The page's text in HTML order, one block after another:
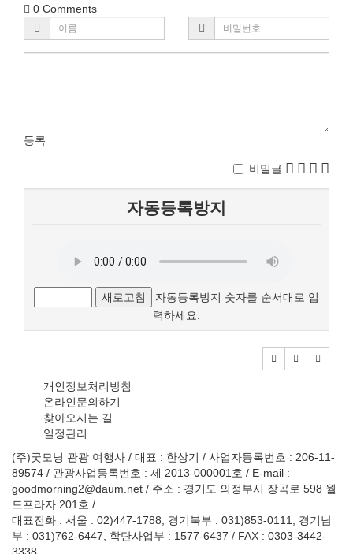
0 Comments
등록
비밀글
자동등록방지
새로고침
자동등록방지 숫자를 순서대로 입
력하세요.
개인정보처리방침
온라인문의하기
찾아오시는 길
일정관리
(주)굿모닝 관광 여행사 / 대표 : 한상기 / 사업자등록번호 : 206-11-
89574 / 관광사업등록번호 : 제 2013-000001호 / E-mail :
goodmorning2@daum.net / 주소 : 경기도 의정부시 장곡로 598 월
드프라자 201호 /
대표전화 : 서울 : 02)447-1788, 경기북부 : 031)853-0111, 경기남
부 : 031)762-6447, 학단사업부 : 1577-6437 / FAX : 0303-3442-